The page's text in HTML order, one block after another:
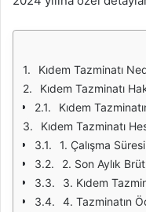
Kıdem Tazminatı
Kıdem Tazminatı
Kıdem
Kıdem Tazminatı
1. Çalışma
2. Son Aylık
3. Kıdem
4. Tazminatın